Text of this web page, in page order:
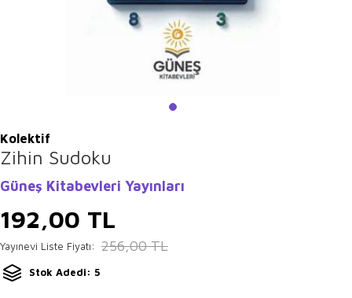
Kolektif
Zihin Sudoku
Güneş Kitabevleri Yayınları
192,00 TL
Yayınevi Liste Fiyatı: 256,00TL
Stok Adedi: 5